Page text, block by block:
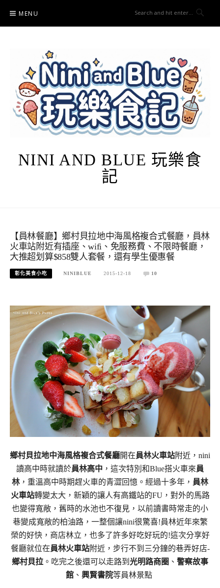
content
MENU
NINI AND BLUE 玩樂食
記
【員林餐廳】鄉村貝拉地中海風格複合式餐廳，員林
火車站附近有插座、wifi、免服務費、不限時餐廳，
大推超划算$858雙人套餐，還有學生優惠餐
彰化美食小吃 NINIBLUE 2015-12-18 10
鄉村貝拉地中海風格複合式餐廳開在員林火車站附近， nini
讀高中時就讀於員林高中 ，這次特別和Blue搭火車來員
林，重溫高中時期趕火車的青澀回憶。經過十多年， 員林
火車站轉變太大，新穎的讓人有高鐵站的FU，對外的馬路
也變得寬敞，舊時的水池也不復見，以前讀書時常走的小
巷變成寬敞的柏油路，一整個讓nini很驚喜!員林近年來繁
榮的好快，商店林立，也多了許多好吃好玩的!這次分享好
餐廳就位在員林火車站附近，步行不到三分鐘的巷弄好店-
鄉村貝拉 。吃完之後還可以走路到 光明路商圈 、 警察故事
館 、 興賢書院等員林景點